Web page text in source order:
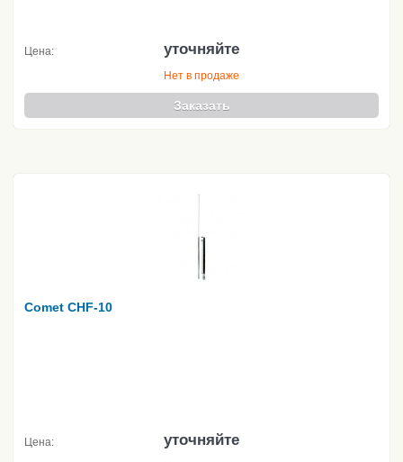
Цена: уточняйте
Нет в продаже
Заказать
Comet CHF-10
Цена: уточняйте